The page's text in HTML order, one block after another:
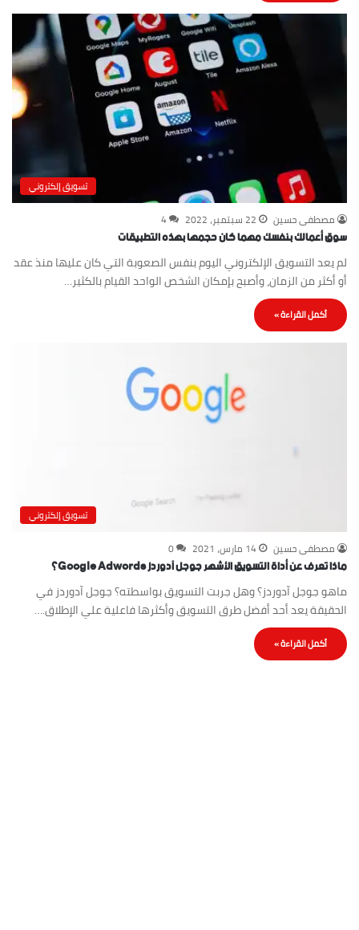
تسويق إلكتروني
مصطفى حسين 22 سبتمبر، 2022 4
سوق أعمالك بنفسك مهما كان حجمها بهذه التطبيقات
لم يعد التسويق الإلكتروني اليوم بنفس الصعوبة التي كان عليها منذ عقد
أو أكثر من الزمان، وأصبح بإمكان الشخص الواحد القيام بالكثير…
أكمل القراءة »
تسويق إلكتروني
مصطفى حسين 14 مارس، 2021 0
ماذا تعرف عن أداة التسويق الأشهر جوجل آدوردز Google Adwords؟
ماهو جوجل آدوردز؟ وهل جربت التسويق بواسطته؟ جوجل آدوردز في
الحقيقة يعد أحد أفضل طرق التسويق وأكثرها فاعلية علي الإطلاق.…
أكمل القراءة »